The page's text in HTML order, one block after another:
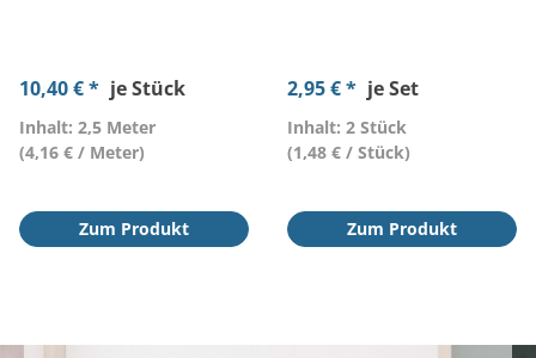
10,40 € * je Stück
Inhalt: 2,5 Meter
(4,16 € / Meter)
Zum Produkt
2,95 € * je Set
Inhalt: 2 Stück
(1,48 € / Stück)
Zum Produkt